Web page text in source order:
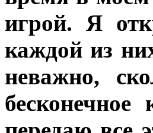
игрой. Я
каждой из
неважно,